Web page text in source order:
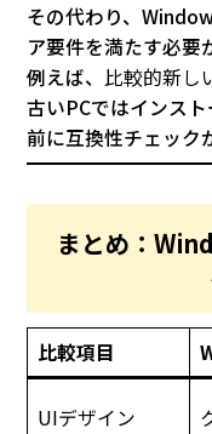
その代わり、
ア要件を満たす必要
例えば、比較的新し
古いPCではインス
前に互換性チェック
まとめ：
比較項目
UIデザイン